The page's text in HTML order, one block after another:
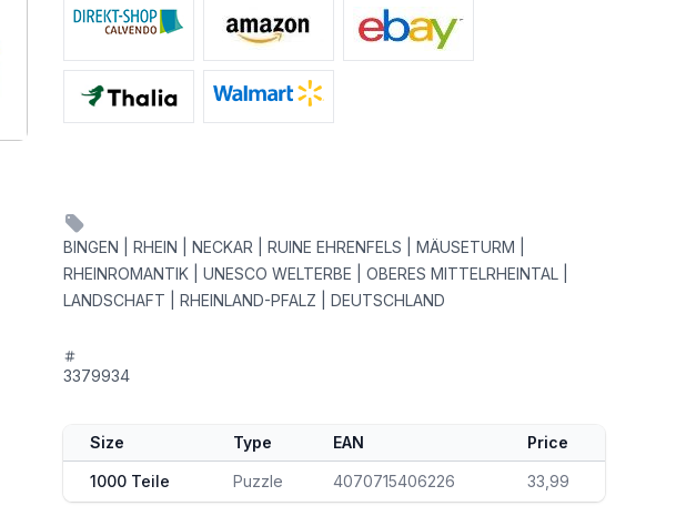
BINGEN | RHEIN | NECKAR | RUINE EHRENFELS | MÄUSETURM |
RHEINROMANTIK | UNESCO WELTERBE | OBERES MITTELRHEINTAL |
LANDSCHAFT | RHEINLAND-PFALZ | DEUTSCHLAND
3379934
Size Type EAN Price
1000 Teile Puzzle 4070715406226 33,99